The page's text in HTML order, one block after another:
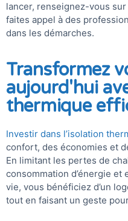
lancer, renseignez-vous
faites appel à des
dans les démarches.
Transformez
aujourd'hui
thermique
Investir dans l’isolation
confort, des économies et
En limitant les pertes de
consommation d’énergie
vie, vous bénéficiez d’un
tout en faisant un geste